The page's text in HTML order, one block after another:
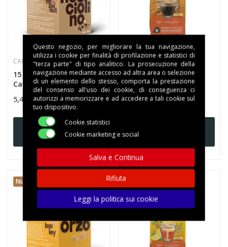
CAFFE' MOTTA
15 Cialde 44mm Motta
Caffè Nocciolino
5,42 €
Aggiungi al
carrello
CAFFE' MOTTA
MOTTA DOLCE GUSTO
Orzo 8pz
2,89 €
Nuovo
Questo negozio, per migliorare la tua navigazione,
utilizza i cookie per finalità di profilazione e statistici di
"terza parte" di tipo analitico. La prosecuzione della
navigazione mediante accesso ad altra area o selezione
di un elemento dello stesso, comporta la prestazione
del consenso all'uso dei cookie, di conseguenza ci
autorizzi a memorizzare e ad accedere a tali cookie sul
tuo dispositivo.
Cookie statistici
Cookie marketing e social
Salva e Continua
Rifiuta
Leggi la politica sui cookie